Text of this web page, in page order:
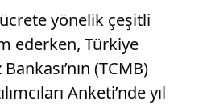
yönelik çeşitli
ederken, Türkiye
(TCMB)
Anketi’nde yıl